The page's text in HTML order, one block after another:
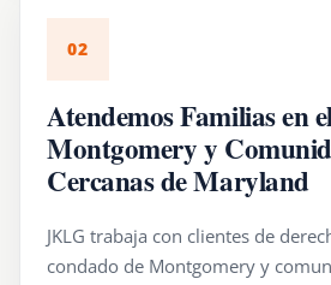
02
Atendemos Familias en
Montgomery y
Cercanas de Maryland
JKLG trabaja con clientes de
condado de Montgomery y